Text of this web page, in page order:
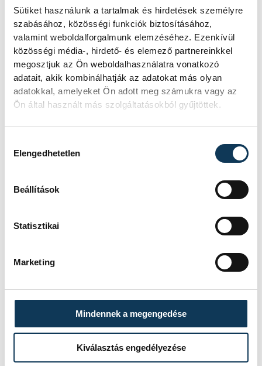
Sütiket használunk a tartalmak és hirdetések személyre
szabásához, közösségi funkciók biztosításához,
valamint weboldalforgalmunk elemzéséhez. Ezenkívül
közösségi média-, hirdető- és elemező partnereinkkel
megosztjuk az Ön weboldalhasználatra vonatkozó
adatait, akik kombinálhatják az adatokat más olyan
adatokkal, amelyeket Ön adott meg számukra vagy az
Ön által használt más szolgáltatásokból gyűjtöttek.
Elengedhetetlen
Beállítások
Statisztikai
Marketing
Mindennek a megengedése
Kiválasztás engedélyezése
az egész vármegyéig lehetőség szerint
minél többen boldoguljanak itt.”
Az ünnepi beszéd után Navracsics Tibor és
Polgárdy Imre, a Veszprém Vármegyei
Önkormányzat Közgyűlésének elnöke
közélet
SZERZŐ
Hajas
Bálint
Szalai